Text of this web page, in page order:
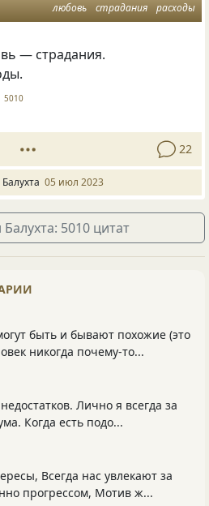
любовь страдания расходы
— страдания.
5010
22
05 июл 2023
5010 цитат
быть и бывают похожие (это
никогда почему-то...
Лично я всегда за
Когда есть подо...
Всегда нас увлекают за
прогрессом, Мотив ж...